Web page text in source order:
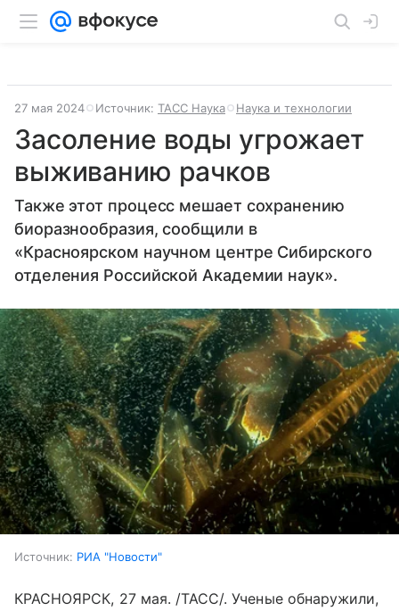
27 мая 2024 Источник: ТАСС Наука Наука и технологии
Засоление воды угрожает
выживанию рачков
Также этот процесс мешает сохранению
биоразнообразия, сообщили в
«Красноярском научном центре Сибирского
отделения Российской Академии наук».
Источник: РИА "Новости"
КРАСНОЯРСК, 27 мая. /ТАСС/. Ученые обнаружили,